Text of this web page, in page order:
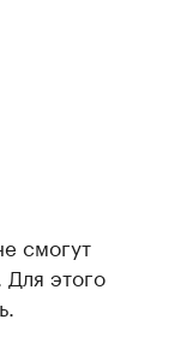
смогут
Для этого